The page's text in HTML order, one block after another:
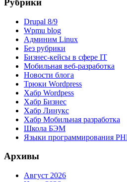
Рубрики
Drupal 8/9
Wpmu blog
Админим Linux
Без рубрики
Бизнес-кейсы в сфере IT
Мобильная веб-разработка
Новости блога
Трюки Wordpress
Хабр Wordpess
Хабр Бизнес
Хабр Линукс
Хабр Мобильная разработка
Школа БЭМ
Языки программирования
Архивы
Август 2026